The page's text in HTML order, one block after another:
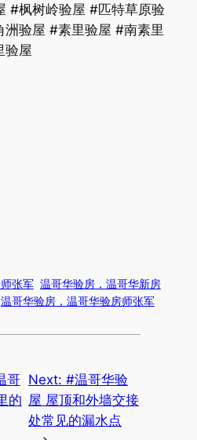
#枫树岭验屋 #匹特草原验
验屋 #素里验屋 #南素里
验屋
张军 温哥华验房，温哥华新房
温哥华验房，温哥华验房师张军
哥
的
Next: #温哥华验
屋 屋顶和外墙交接
处常见的漏水点